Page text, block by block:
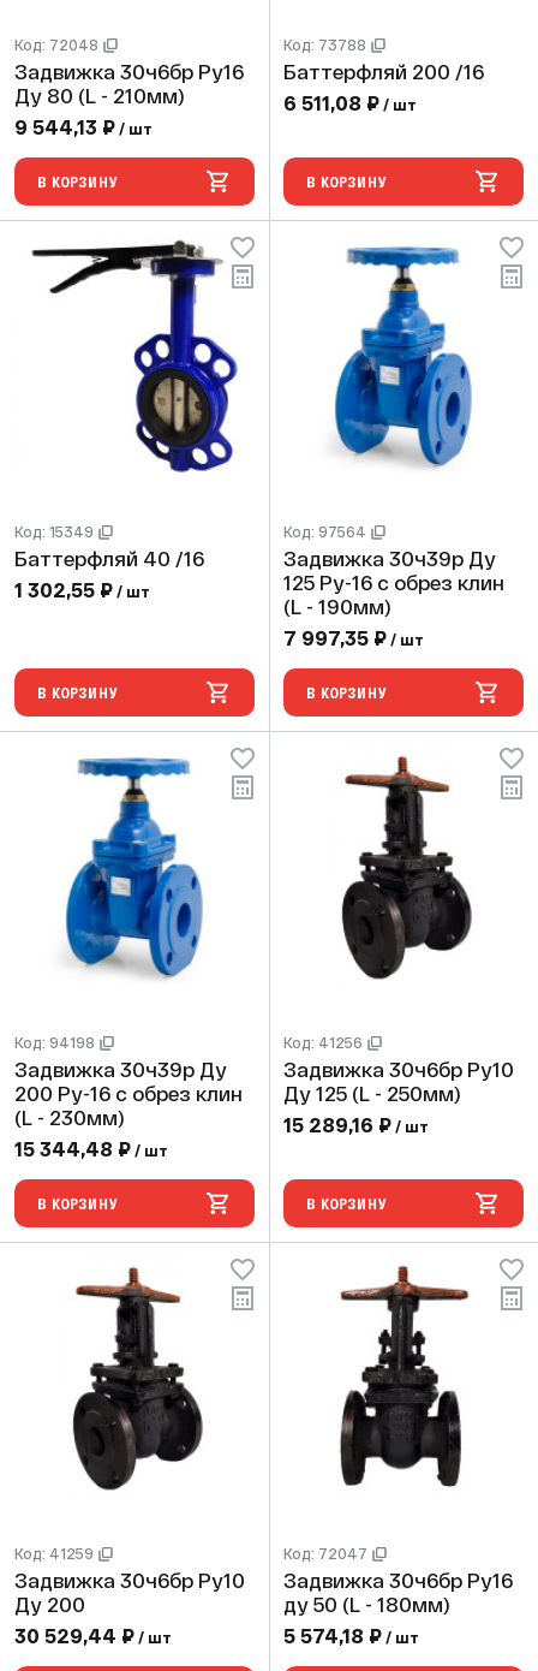
Код: 72048
Задвижка 30ч6бр Ру16
Ду 80 (L - 210мм)
9 544,13 ₽ / шт
В КОРЗИНУ
Код: 73788
Баттерфляй 200 /16
6 511,08 ₽ / шт
В КОРЗИНУ
Код: 15349
Баттерфляй 40 /16
1 302,55 ₽ / шт
В КОРЗИНУ
Код: 97564
Задвижка 30ч39р Ду
125 Ру-16 с обрез клин
(L - 190мм)
7 997,35 ₽ / шт
В КОРЗИНУ
Код: 94198
Задвижка 30ч39р Ду
200 Ру-16 с обрез клин
(L - 230мм)
15 344,48 ₽ / шт
В КОРЗИНУ
Код: 41256
Задвижка 30ч6бр Ру10
Ду 125 (L - 250мм)
15 289,16 ₽ / шт
В КОРЗИНУ
Код: 41259
Задвижка 30ч6бр Ру10
Ду 200
30 529,44 ₽ / шт
Код: 72047
Задвижка 30ч6бр Ру16
ду 50 (L - 180мм)
5 574,18 ₽ / шт